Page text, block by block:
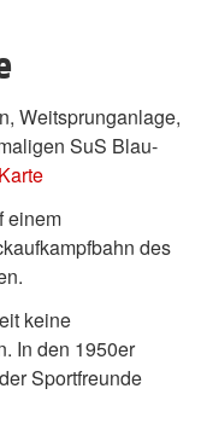
Weitsprunganlage,
SuS Blau-
Karte
einem
des
keine
In den 1950er
Sportfreunde